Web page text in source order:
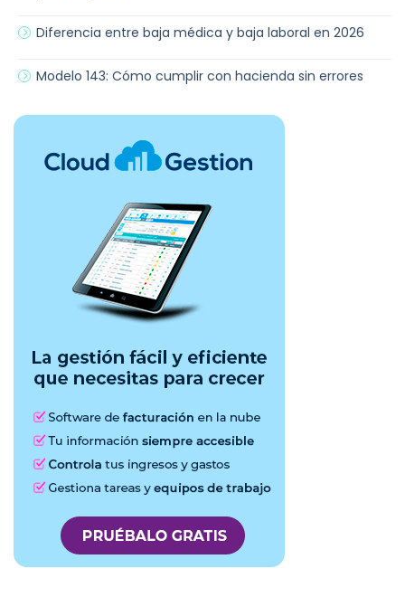
Diferencia entre baja médica y baja laboral en 2026
Modelo 143: Cómo cumplir con hacienda sin errores